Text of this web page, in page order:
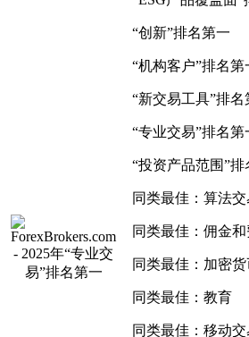
“创新”排名第一
“机构客户”排名第
“新交易工具”排名
“专业交易”排名第
“投资产品范围”排
同类最佳：算法交
同类最佳：佣金和
同类最佳：加密
同类最佳：教育
同类最佳：移动